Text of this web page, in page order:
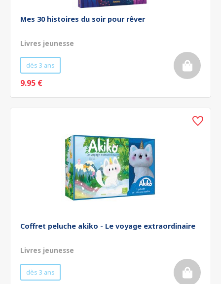
Mes 30 histoires du soir pour rêver
Livres jeunesse
dès 3 ans
9.95 €
Coffret peluche akiko - Le voyage extraordinaire
Livres jeunesse
dès 3 ans